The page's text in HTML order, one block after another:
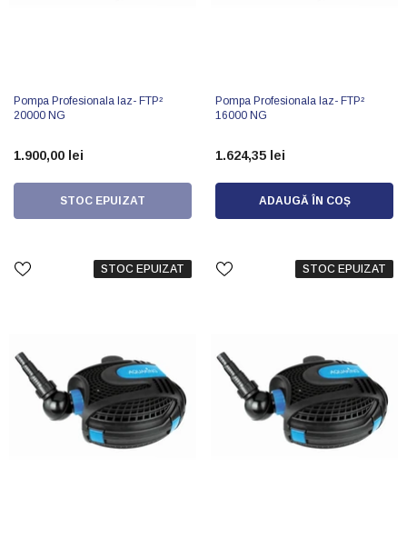
Pompa Profesionala Iaz- FTP²
20000 NG
1.900,00 lei
STOC EPUIZAT
Pompa Profesionala Iaz- FTP²
16000 NG
1.624,35 lei
ADAUGĂ ÎN COȘ
STOC EPUIZAT STOC EPUIZAT